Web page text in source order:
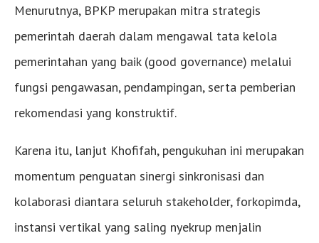
Menurutnya, BPKP merupakan mitra strategis
pemerintah daerah dalam mengawal tata kelola
pemerintahan yang baik (good governance) melalui
fungsi pengawasan, pendampingan, serta pemberian
rekomendasi yang konstruktif.
Karena itu, lanjut Khofifah, pengukuhan ini merupakan
momentum penguatan sinergi sinkronisasi dan
kolaborasi diantara seluruh stakeholder, forkopimda,
instansi vertikal yang saling nyekrup menjalin